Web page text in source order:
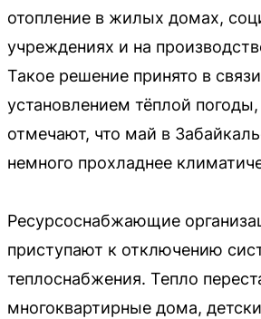
отопление в жилых домах,
учреждениях и на
Такое решение принято в
установлением тёплой
отмечают, что май в
немного прохладнее
Ресурсоснабжающие
приступают к отключению
теплоснабжения. Тепло
многоквартирные дома,